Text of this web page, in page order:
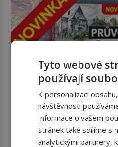
Tyto webové
používají
K personalizaci
návštěvnosti
Informace o vašem
stránek také sdílíme s
analytickými partnery,